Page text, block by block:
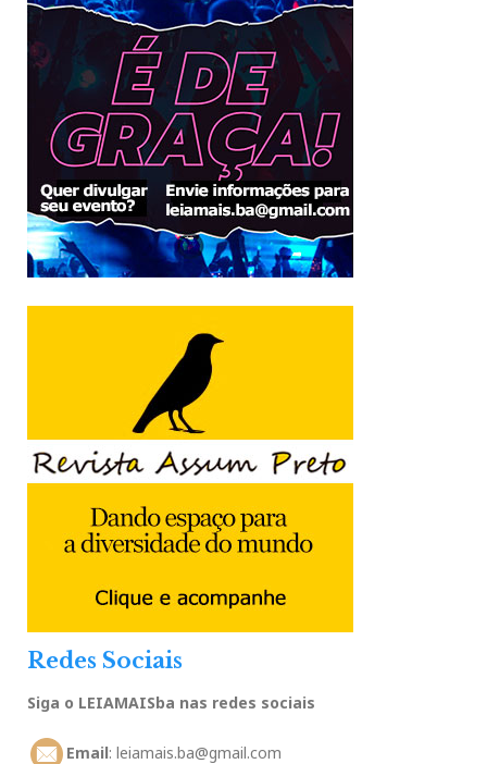
Redes Sociais
Siga o LEIAMAISba nas redes sociais
Email: leiamais.ba@gmail.com